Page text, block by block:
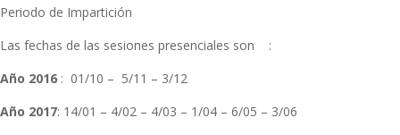
Periodo de Impartición
Las fechas de las sesiones presenciales son :
Año 2016 : 01/10 – 5/11 – 3/12
Año 2017: 14/01 – 4/02 – 4/03 – 1/04 – 6/05 – 3/06